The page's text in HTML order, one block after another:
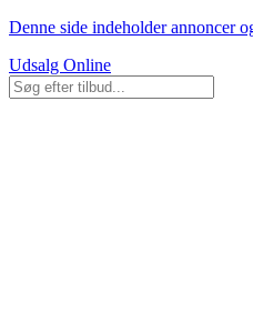
Denne side indeholder annoncer
Udsalg Online